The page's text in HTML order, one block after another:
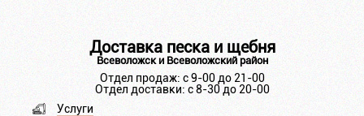
Доставка песка и щебня
Всеволожск и Всеволожский район
Отдел продаж: с 9-00 до 21-00
Отдел доставки: с 8-30 до 20-00
Услуги